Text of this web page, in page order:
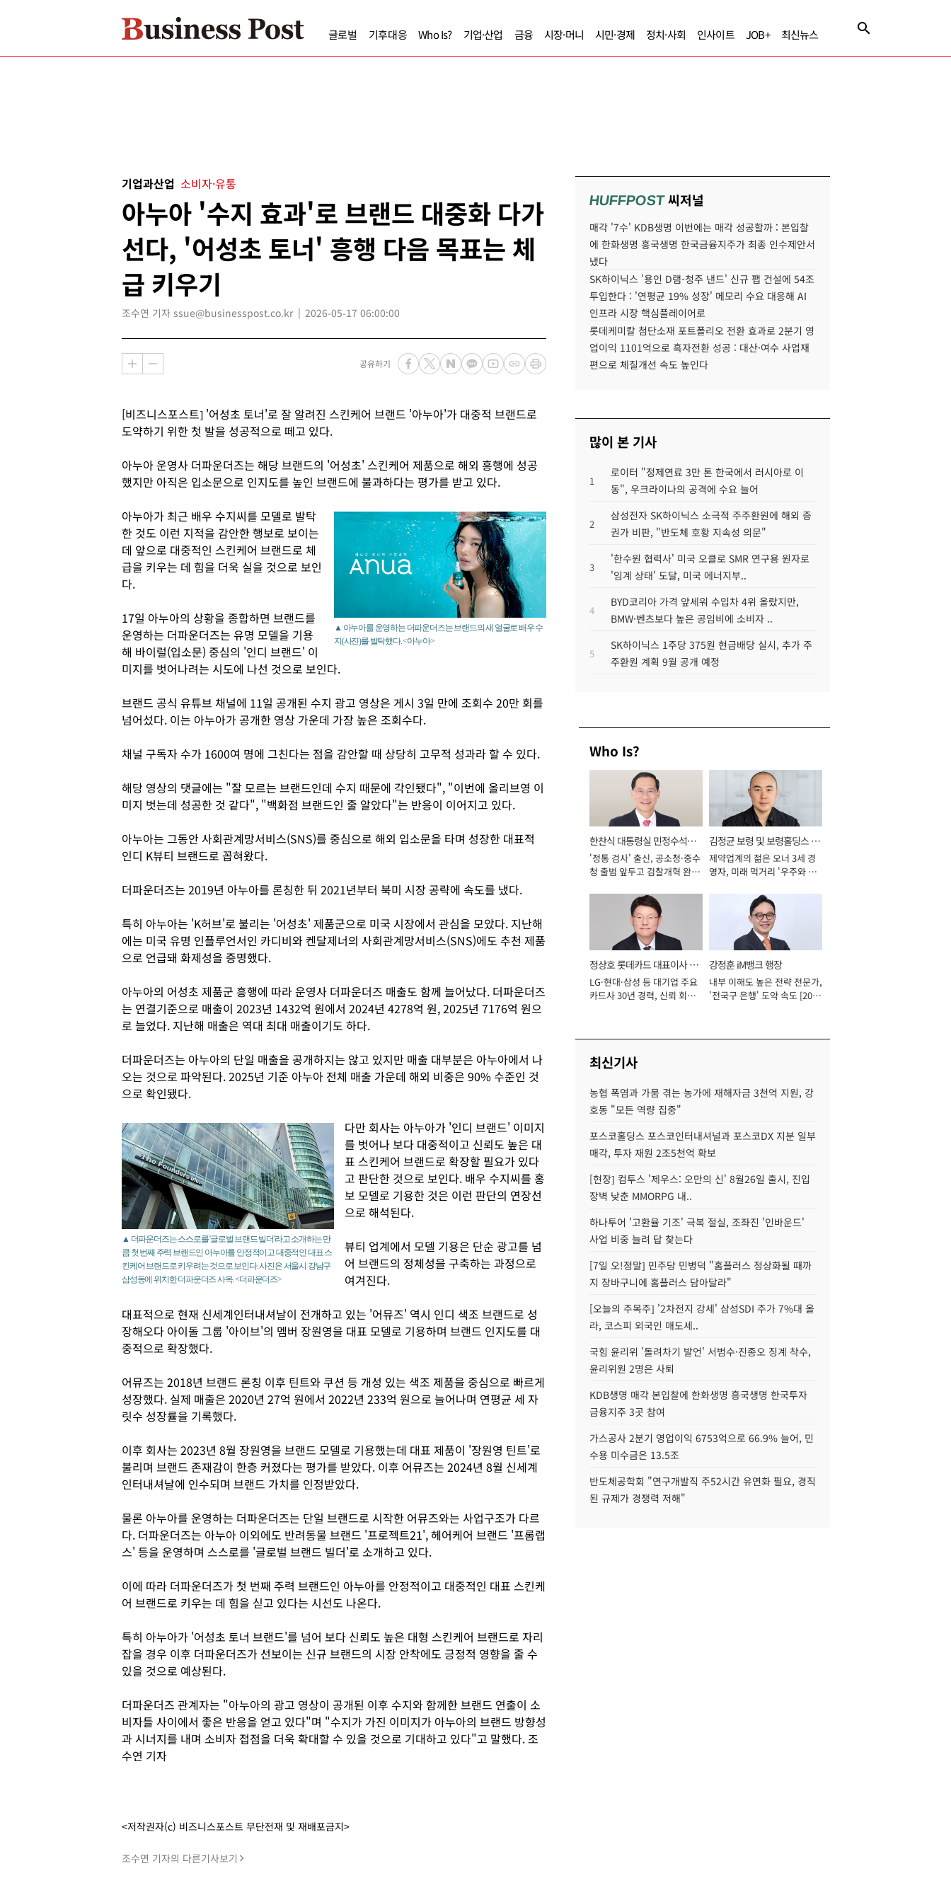
글로벌 기후대응 Who Is? 기업·산업 금융 시장·머니 시민·경제 정치·사회 인사이트 JOB+ 최신뉴스
기업과산업 소비자·유통
아누아 '수지 효과'로 브랜드 대중화 다가
선다, '어성초 토너' 흥행 다음 목표는 체
급 키우기
조수연 기자 ssue@businesspost.co.kr 2026-05-17 06:00:00
공유하기
[비즈니스포스트] '어성초 토너'로 잘 알려진 스킨케어 브랜드 '아누아'가 대중적 브랜드로
도약하기 위한 첫 발을 성공적으로 떼고 있다.
아누아 운영사 더파운더즈는 해당 브랜드의 '어성초' 스킨케어 제품으로 해외 흥행에 성공
했지만 아직은 입소문으로 인지도를 높인 브랜드에 불과하다는 평가를 받고 있다.
▲ 아누아를 운영하는 더파운더즈는 브랜드의 새 얼굴로 배우 수
지(사진)를 발탁했다. <아누아>
아누아가 최근 배우 수지씨를 모델로 발탁
한 것도 이런 지적을 감안한 행보로 보이는
데 앞으로 대중적인 스킨케어 브랜드로 체
급을 키우는 데 힘을 더욱 실을 것으로 보인
다.
17일 아누아의 상황을 종합하면 브랜드를
운영하는 더파운더즈는 유명 모델을 기용
해 바이럴(입소문) 중심의 '인디 브랜드' 이
미지를 벗어나려는 시도에 나선 것으로 보인다.
브랜드 공식 유튜브 채널에 11일 공개된 수지 광고 영상은 게시 3일 만에 조회수 20만 회를
넘어섰다. 이는 아누아가 공개한 영상 가운데 가장 높은 조회수다.
채널 구독자 수가 1600여 명에 그친다는 점을 감안할 때 상당히 고무적 성과라 할 수 있다.
해당 영상의 댓글에는 "잘 모르는 브랜드인데 수지 때문에 각인됐다", "이번에 올리브영 이
미지 벗는데 성공한 것 같다", "백화점 브랜드인 줄 알았다"는 반응이 이어지고 있다.
아누아는 그동안 사회관계망서비스(SNS)를 중심으로 해외 입소문을 타며 성장한 대표적
인디 K뷰티 브랜드로 꼽혀왔다.
더파운더즈는 2019년 아누아를 론칭한 뒤 2021년부터 북미 시장 공략에 속도를 냈다.
특히 아누아는 'K허브'로 불리는 '어성초' 제품군으로 미국 시장에서 관심을 모았다. 지난해
에는 미국 유명 인플루언서인 카디비와 켄달제너의 사회관계망서비스(SNS)에도 추천 제품
으로 언급돼 화제성을 증명했다.
아누아의 어성초 제품군 흥행에 따라 운영사 더파운더즈 매출도 함께 늘어났다. 더파운더즈
는 연결기준으로 매출이 2023년 1432억 원에서 2024년 4278억 원, 2025년 7176억 원으
로 늘었다. 지난해 매출은 역대 최대 매출이기도 하다.
더파운더즈는 아누아의 단일 매출을 공개하지는 않고 있지만 매출 대부분은 아누아에서 나
오는 것으로 파악된다. 2025년 기준 아누아 전체 매출 가운데 해외 비중은 90% 수준인 것
으로 확인됐다.
▲ 더파운더즈는 스스로를 '글로벌 브랜드 빌더'라고 소개하는 만
큼 첫 번째 주력 브랜드인 아누아를 안정적이고 대중적인 대표 스
킨케어 브랜드로 키우려는 것으로 보인다. 사진은 서울시 강남구
삼성동에 위치한 더파운더즈 사옥. <더파운더즈>
다만 회사는 아누아가 '인디 브랜드' 이미지
를 벗어나 보다 대중적이고 신뢰도 높은 대
표 스킨케어 브랜드로 확장할 필요가 있다
고 판단한 것으로 보인다. 배우 수지씨를 홍
보 모델로 기용한 것은 이런 판단의 연장선
으로 해석된다.
뷰티 업계에서 모델 기용은 단순 광고를 넘
어 브랜드의 정체성을 구축하는 과정으로
여겨진다.
대표적으로 현재 신세계인터내셔날이 전개하고 있는 '어뮤즈' 역시 인디 색조 브랜드로 성
장해오다 아이돌 그룹 '아이브'의 멤버 장원영을 대표 모델로 기용하며 브랜드 인지도를 대
중적으로 확장했다.
어뮤즈는 2018년 브랜드 론칭 이후 틴트와 쿠션 등 개성 있는 색조 제품을 중심으로 빠르게
성장했다. 실제 매출은 2020년 27억 원에서 2022년 233억 원으로 늘어나며 연평균 세 자
릿수 성장률을 기록했다.
이후 회사는 2023년 8월 장원영을 브랜드 모델로 기용했는데 대표 제품이 '장원영 틴트'로
불리며 브랜드 존재감이 한층 커졌다는 평가를 받았다. 이후 어뮤즈는 2024년 8월 신세계
인터내셔날에 인수되며 브랜드 가치를 인정받았다.
물론 아누아를 운영하는 더파운더즈는 단일 브랜드로 시작한 어뮤즈와는 사업구조가 다르
다. 더파운더즈는 아누아 이외에도 반려동물 브랜드 '프로젝트21', 헤어케어 브랜드 '프롬랩
스' 등을 운영하며 스스로를 '글로벌 브랜드 빌더'로 소개하고 있다.
이에 따라 더파운더즈가 첫 번째 주력 브랜드인 아누아를 안정적이고 대중적인 대표 스킨케
어 브랜드로 키우는 데 힘을 싣고 있다는 시선도 나온다.
특히 아누아가 '어성초 토너 브랜드'를 넘어 보다 신뢰도 높은 대형 스킨케어 브랜드로 자리
잡을 경우 이후 더파운더즈가 선보이는 신규 브랜드의 시장 안착에도 긍정적 영향을 줄 수
있을 것으로 예상된다.
더파운더즈 관계자는 "아누아의 광고 영상이 공개된 이후 수지와 함께한 브랜드 연출이 소
비자들 사이에서 좋은 반응을 얻고 있다"며 "수지가 가진 이미지가 아누아의 브랜드 방향성
과 시너지를 내며 소비자 접점을 더욱 확대할 수 있을 것으로 기대하고 있다"고 말했다. 조
수연 기자
<저작권자(c) 비즈니스포스트 무단전재 및 재배포금지>
조수연 기자의 다른기사보기
HUFFPOST씨저널
매각 '7수' KDB생명 이번에는 매각 성공할까 : 본입찰
에 한화생명 흥국생명 한국금융지주가 최종 인수제안서
냈다
SK하이닉스 '용인 D램-청주 낸드' 신규 팹 건설에 54조
투입한다 : '연평균 19% 성장' 메모리 수요 대응해 AI
인프라 시장 핵심플레이어로
롯데케미칼 첨단소재 포트폴리오 전환 효과로 2분기 영
업이익 1101억으로 흑자전환 성공 : 대산·여수 사업재
편으로 체질개선 속도 높인다
많이 본 기사
1
로이터 "정제연료 3만 톤 한국에서 러시아로 이
동", 우크라이나의 공격에 수요 늘어
2
삼성전자 SK하이닉스 소극적 주주환원에 해외 증
권가 비판, "반도체 호황 지속성 의문"
3
'한수원 협력사' 미국 오클로 SMR 연구용 원자로
'임계 상태' 도달, 미국 에너지부..
4
BYD코리아 가격 앞세워 수입차 4위 올랐지만,
BMW·벤츠보다 높은 공임비에 소비자 ..
5
SK하이닉스 1주당 375원 현금배당 실시, 추가 주
주환원 계획 9월 공개 예정
Who Is?
한찬식 대통령실 민정수석비
서관
'정통 검사' 출신, 공소청·중수
청 출범 앞두고 검찰개혁 완수
김정균 보령 및 보령홀딩스 대
표이사 사장
제약업계의 젊은 오너 3세 경
영자, 미래 먹거리 '우주와 헬
정상호 롯데카드 대표이사 사
장
LG·현대·삼성 등 대기업 주요
카드사 30년 경력, 신뢰 회복
강정훈 iM뱅크 행장
내부 이해도 높은 전략 전문가,
'전국구 은행' 도약 속도 [2026
최신기사
농협 폭염과 가뭄 겪는 농가에 재해자금 3천억 지원, 강
호동 "모든 역량 집중"
포스코홀딩스 포스코인터내셔널과 포스코DX 지분 일부
매각, 투자 재원 2조5천억 확보
[현장] 컴투스 '제우스: 오만의 신' 8월26일 출시, 진입
장벽 낮춘 MMORPG 내..
하나투어 '고환율 기조' 극복 절실, 조좌진 '인바운드'
사업 비중 늘려 답 찾는다
[7일 오!정말] 민주당 민병덕 "홈플러스 정상화될 때까
지 장바구니에 홈플러스 담아달라"
[오늘의 주목주] '2차전지 강세' 삼성SDI 주가 7%대 올
라, 코스피 외국인 매도세..
국힘 윤리위 '돌려차기 발언' 서범수·진종오 징계 착수,
윤리위원 2명은 사퇴
KDB생명 매각 본입찰에 한화생명 흥국생명 한국투자
금융지주 3곳 참여
가스공사 2분기 영업이익 6753억으로 66.9% 늘어, 민
수용 미수금은 13.5조
반도체공학회 "연구개발직 주52시간 유연화 필요, 경직
된 규제가 경쟁력 저해"